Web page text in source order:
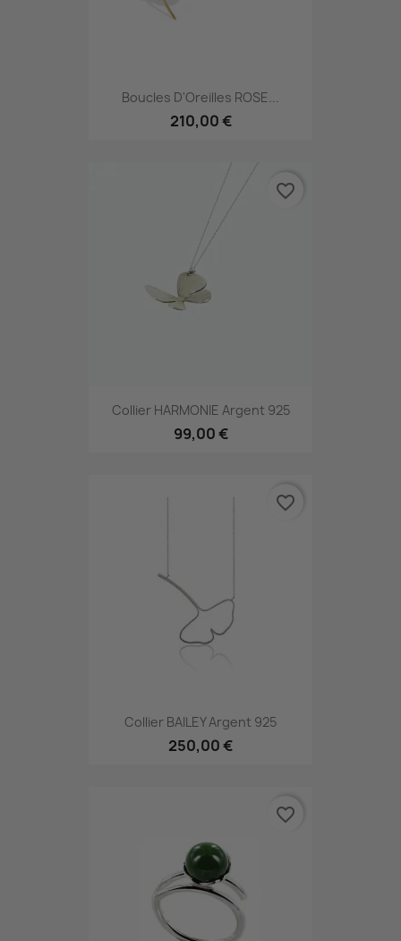
Boucles D'Oreilles ROSE...
210,00 €
Collier HARMONIE Argent 925
99,00 €
favorite_border
Collier BAILEY Argent 925
250,00 €
favorite_border
favorite_border